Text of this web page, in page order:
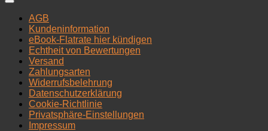
AGB
Kundeninformation
eBook-Flatrate hier kündigen
Echtheit von Bewertungen
Versand
Zahlungsarten
Widerrufsbelehrung
Datenschutzerklärung
Cookie-Richtlinie
Privatsphäre-Einstellungen
Impressum